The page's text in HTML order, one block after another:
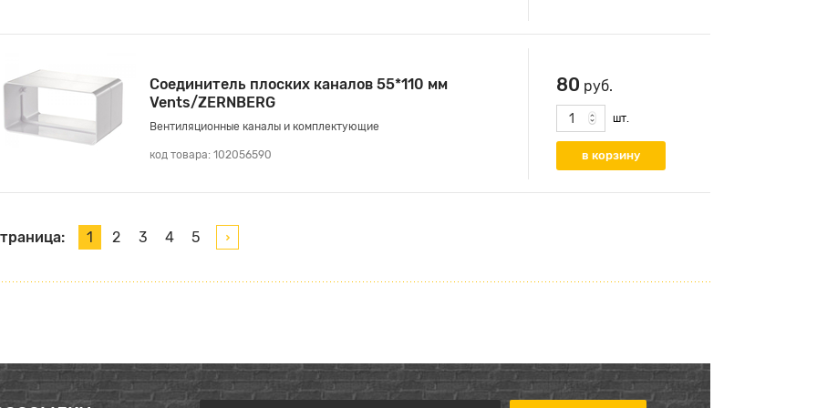
Соединитель плоских каналов 55*110 мм
Vents/ZERNBERG
Вентиляционные каналы и комплектующие
код товара: 102056590
80 руб.
шт.
1 2 3 4 5